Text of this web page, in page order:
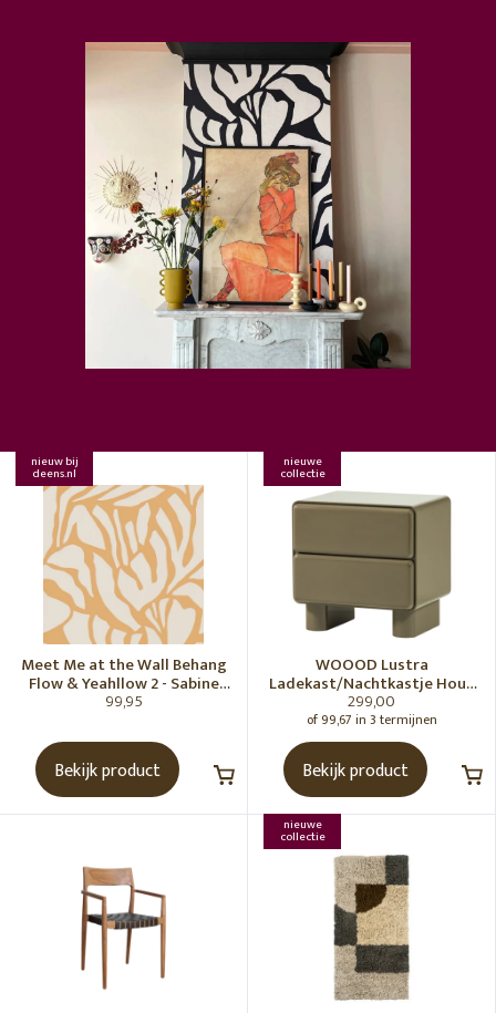
nieuw bij
deens.nl
Meet Me at the Wall Behang
Flow & Yeahllow 2 - Sabine
van Vessem
99,95
Bekijk product
nieuwe
collectie
WOOOD Lustra
Ladekast/Nachtkastje Hout
Hoogglans Groen [Fsc]
299,00
of 99,67 in 3 termijnen
Bekijk product
nieuwe
collectie